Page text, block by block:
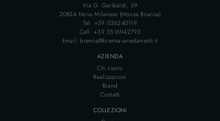
Via G. Garibaldi, 59
20834 Nova Milanese (Monza Brianza)
Tel: +39 036240119
Cell: +39 3516942793
Email: brenna@brenna-arredamenti.it
AZIENDA
Chi siamo
Realizzazioni
Brand
Contatti
COLLEZIONI